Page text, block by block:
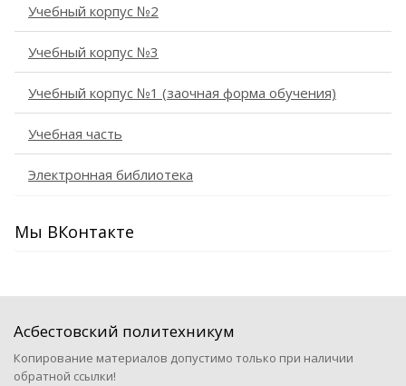
Учебный корпус №2
Учебный корпус №3
Учебный корпус №1 (заочная форма обучения)
Учебная часть
Электронная библиотека
Мы ВКонтакте
Асбестовский политехникум
Копирование материалов допустимо только при наличии
обратной ссылки!